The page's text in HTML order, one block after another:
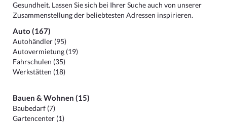
Gesundheit. Lassen Sie sich bei Ihrer Suche auch von unserer
Zusammenstellung der beliebtesten Adressen inspirieren.
Auto (167)
Autohändler (95)
Autovermietung (19)
Fahrschulen (35)
Werkstätten (18)
Bauen & Wohnen (15)
Baubedarf (7)
Gartencenter (1)